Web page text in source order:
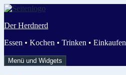
Zum
springen
Der Herdnerd
Essen • Kochen • Trinken •
Menü und Widgets